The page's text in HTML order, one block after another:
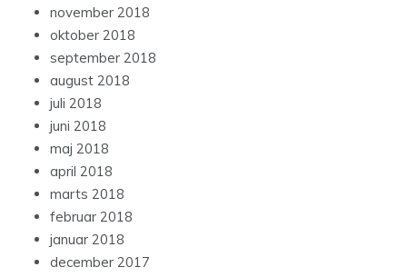
november 2018
oktober 2018
september 2018
august 2018
juli 2018
juni 2018
maj 2018
april 2018
marts 2018
februar 2018
januar 2018
december 2017